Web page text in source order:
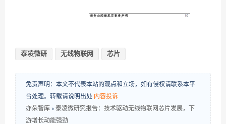
泰凌微研 无线物联网 芯片
免责声明：本文不代表本站的观点和立场，如有侵权请联系本平
台处理。转载请说明出处 内容投诉
亦朵智库 » 泰凌微研究报告：技术驱动无线物联网芯片发展，下
游增长动能强劲